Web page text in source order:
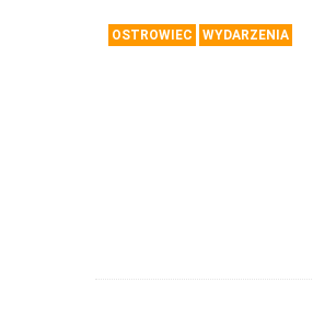
OSTROWIEC WYDARZENIA